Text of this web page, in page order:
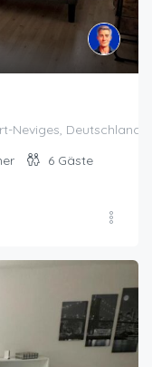
Neviges, Deutschland,
6 Gäste